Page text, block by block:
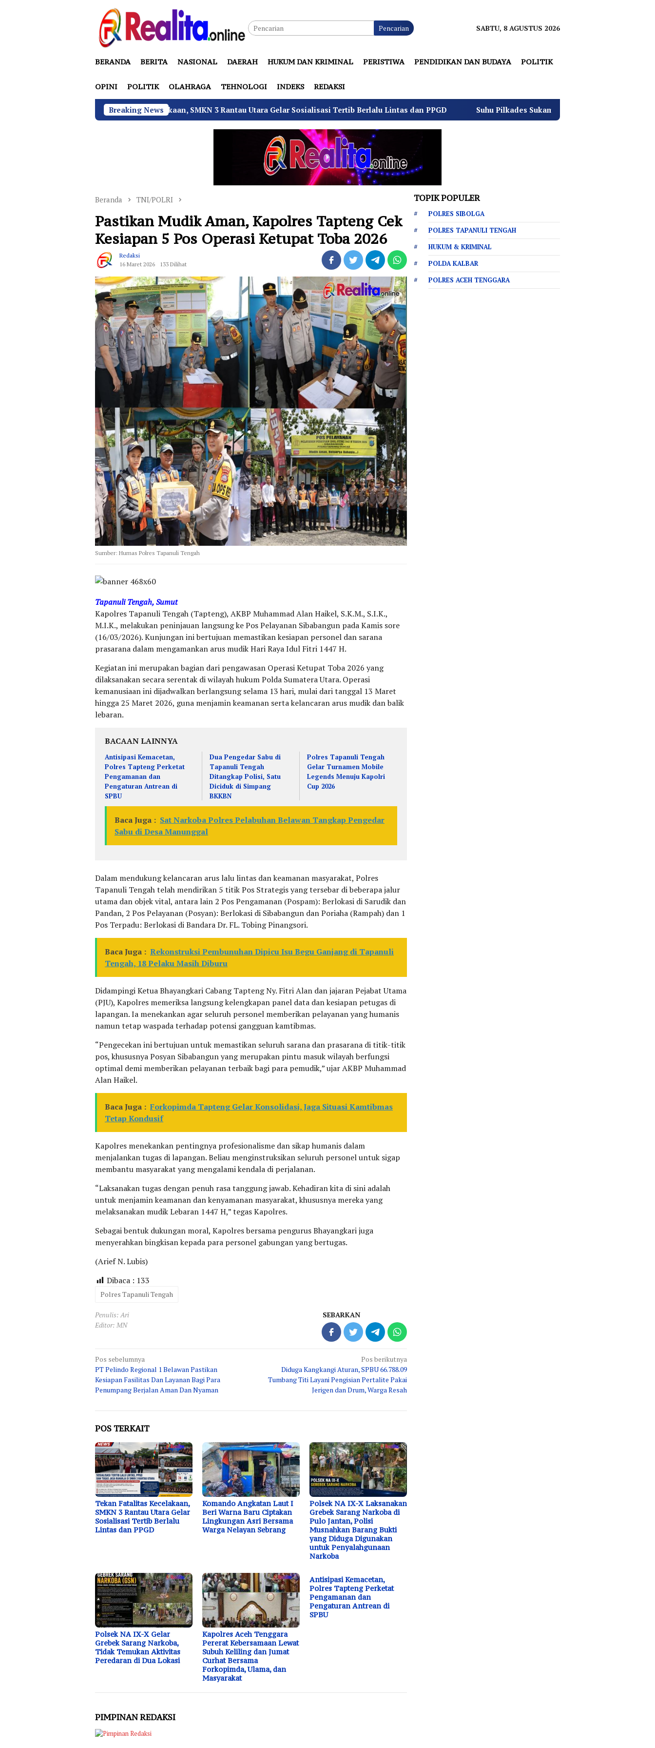
Pencarian SABTU, 8 AGUSTUS 2026
BERANDA BERITA NASIONAL DAERAH HUKUM DAN KRIMINAL PERISTIWA PENDIDIKAN DAN BUDAYA POLITIK
OPINI POLITIK OLAHRAGA TEHNOLOGI INDEKS REDAKSI
Breaking News
Tekan Fatalitas Kecelakaan, SMKN 3 Rantau Utara Gelar Sosialisasi Tertib Berlalu Lintas dan PPGD Suhu Pilkades Sukamulya Memanas, 2000 Warga Rencana Gelar
Beranda TNI/POLRI
Pastikan Mudik Aman, Kapolres Tapteng Cek
Kesiapan 5 Pos Operasi Ketupat Toba 2026
Redaksi
16 Maret 2026
133 Dilihat
Sumber: Humas Polres Tapanuli Tengah
Tapanuli Tengah, Sumut
Kapolres Tapanuli Tengah (Tapteng), AKBP Muhammad Alan Haikel, S.K.M., S.I.K.,
M.I.K., melakukan peninjauan langsung ke Pos Pelayanan Sibabangun pada Kamis sore
(16/03/2026). Kunjungan ini bertujuan memastikan kesiapan personel dan sarana
prasarana dalam mengamankan arus mudik Hari Raya Idul Fitri 1447 H.
Kegiatan ini merupakan bagian dari pengawasan Operasi Ketupat Toba 2026 yang
dilaksanakan secara serentak di wilayah hukum Polda Sumatera Utara. Operasi
kemanusiaan ini dijadwalkan berlangsung selama 13 hari, mulai dari tanggal 13 Maret
hingga 25 Maret 2026, guna menjamin keamanan serta kelancaran arus mudik dan balik
lebaran.
BACAAN LAINNYA
Antisipasi Kemacetan,
Polres Tapteng Perketat
Pengamanan dan
Pengaturan Antrean di
SPBU
Dua Pengedar Sabu di
Tapanuli Tengah
Ditangkap Polisi, Satu
Diciduk di Simpang
BKKBN
Polres Tapanuli Tengah
Gelar Turnamen Mobile
Legends Menuju Kapolri
Cup 2026
Baca Juga : Sat Narkoba Polres Pelabuhan Belawan Tangkap Pengedar
Sabu di Desa Manunggal
Dalam mendukung kelancaran arus lalu lintas dan keamanan masyarakat, Polres
Tapanuli Tengah telah mendirikan 5 titik Pos Strategis yang tersebar di beberapa jalur
utama dan objek vital, antara lain 2 Pos Pengamanan (Pospam): Berlokasi di Sarudik dan
Pandan, 2 Pos Pelayanan (Posyan): Berlokasi di Sibabangun dan Poriaha (Rampah) dan 1
Pos Terpadu: Berlokasi di Bandara Dr. FL. Tobing Pinangsori.
Baca Juga : Rekonstruksi Pembunuhan Dipicu Isu Begu Ganjang di Tapanuli
Tengah, 18 Pelaku Masih Diburu
Didampingi Ketua Bhayangkari Cabang Tapteng Ny. Fitri Alan dan jajaran Pejabat Utama
(PJU), Kapolres memeriksa langsung kelengkapan panel data dan kesiapan petugas di
lapangan. Ia menekankan agar seluruh personel memberikan pelayanan yang humanis
namun tetap waspada terhadap potensi gangguan kamtibmas.
“Pengecekan ini bertujuan untuk memastikan seluruh sarana dan prasarana di titik-titik
pos, khususnya Posyan Sibabangun yang merupakan pintu masuk wilayah berfungsi
optimal demi memberikan pelayanan terbaik bagi para pemudik,” ujar AKBP Muhammad
Alan Haikel.
Baca Juga : Forkopimda Tapteng Gelar Konsolidasi, Jaga Situasi Kamtibmas
Tetap Kondusif
Kapolres menekankan pentingnya profesionalisme dan sikap humanis dalam
menjalankan tugas di lapangan. Beliau menginstruksikan seluruh personel untuk sigap
membantu masyarakat yang mengalami kendala di perjalanan.
“Laksanakan tugas dengan penuh rasa tanggung jawab. Kehadiran kita di sini adalah
untuk menjamin keamanan dan kenyamanan masyarakat, khususnya mereka yang
melaksanakan mudik Lebaran 1447 H,” tegas Kapolres.
Sebagai bentuk dukungan moral, Kapolres bersama pengurus Bhayangkari juga
menyerahkan bingkisan kepada para personel gabungan yang bertugas.
(Arief N. Lubis)
Dibaca : 133
Polres Tapanuli Tengah
Penulis: Ari
Editor: MN
SEBARKAN
Navigasi
pos
Pos sebelumnya
PT Pelindo Regional 1 Belawan Pastikan
Kesiapan Fasilitas Dan Layanan Bagi Para
Penumpang Berjalan Aman Dan Nyaman
Pos berikutnya
Diduga Kangkangi Aturan, SPBU 66.788.09
Tumbang Titi Layani Pengisian Pertalite Pakai
Jerigen dan Drum, Warga Resah
POS TERKAIT
Tekan Fatalitas Kecelakaan,
SMKN 3 Rantau Utara Gelar
Sosialisasi Tertib Berlalu
Lintas dan PPGD
Komando Angkatan Laut I
Beri Warna Baru Ciptakan
Lingkungan Asri Bersama
Warga Nelayan Sebrang
Polsek NA IX-X Laksanakan
Grebek Sarang Narkoba di
Pulo Jantan, Polisi
Musnahkan Barang Bukti
yang Diduga Digunakan
untuk Penyalahgunaan
Narkoba
Polsek NA IX-X Gelar
Grebek Sarang Narkoba,
Tidak Temukan Aktivitas
Peredaran di Dua Lokasi
Kapolres Aceh Tenggara
Pererat Kebersamaan Lewat
Subuh Keliling dan Jumat
Curhat Bersama
Forkopimda, Ulama, dan
Masyarakat
Antisipasi Kemacetan,
Polres Tapteng Perketat
Pengamanan dan
Pengaturan Antrean di
SPBU
TOPIK POPULER
POLRES SIBOLGA
POLRES TAPANULI TENGAH
HUKUM & KRIMINAL
POLDA KALBAR
POLRES ACEH TENGGARA
PIMPINAN REDAKSI